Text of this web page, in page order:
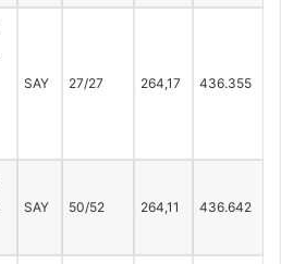
SAY 27/27 264,17 436.355
SAY 50/52 264,11 436.642